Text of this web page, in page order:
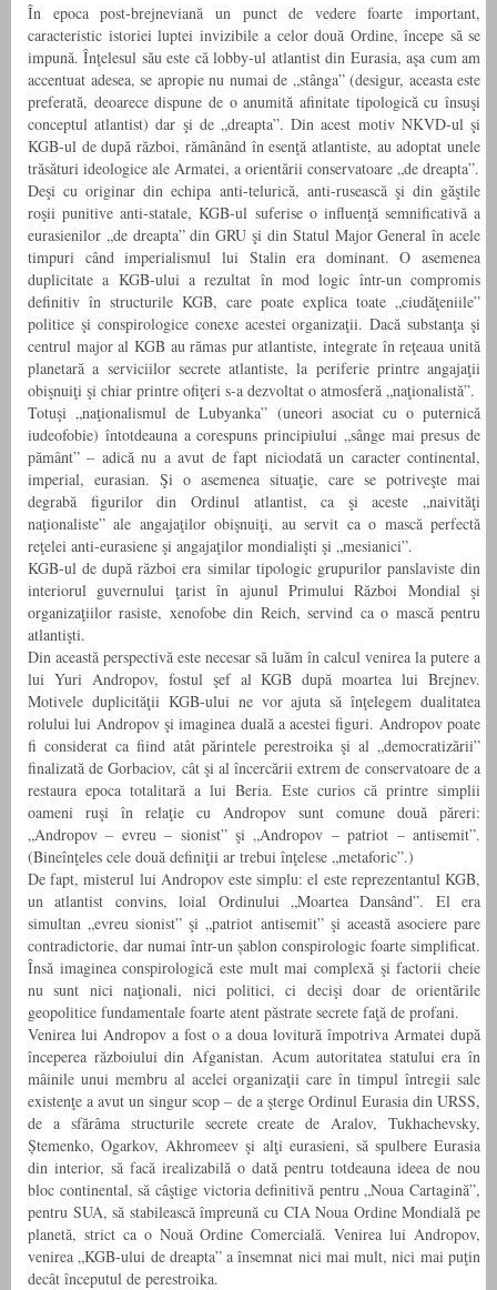
În epoca post-brejneviană un punct de vedere foarte important,
caracteristic istoriei luptei invizibile a celor două Ordine, începe să se
impună. Înţelesul său este că lobby-ul atlantist din Eurasia, aşa cum am
accentuat adesea, se apropie nu numai de „stânga” (desigur, aceasta este
preferată, deoarece dispune de o anumită afinitate tipologică cu însuşi
conceptul atlantist) dar şi de „dreapta”. Din acest motiv NKVD-ul şi
KGB-ul de după război, rămânând în esenţă atlantiste, au adoptat unele
trăsături ideologice ale Armatei, a orientării conservatoare „de dreapta”.
Deşi cu originar din echipa anti-telurică, anti-rusească şi din găştile
roşii punitive anti-statale, KGB-ul suferise o influenţă semnificativă a
eurasienilor „de dreapta” din GRU şi din Statul Major General în acele
timpuri când imperialismul lui Stalin era dominant. O asemenea
duplicitate a KGB-ului a rezultat în mod logic într-un compromis
definitiv în structurile KGB, care poate explica toate „ciudăţeniile”
politice şi conspirologice conexe acestei organizaţii. Dacă substanţa şi
centrul major al KGB au rămas pur atlantiste, integrate în reţeaua unită
planetară a serviciilor secrete atlantiste, la periferie printre angajaţii
obişnuiţi şi chiar printre ofiţeri s-a dezvoltat o atmosferă „naţionalistă”.
Totuşi „naţionalismul de Lubyanka” (uneori asociat cu o puternică
iudeofobie) întotdeauna a corespuns principiului „sânge mai presus de
pământ” – adică nu a avut de fapt niciodată un caracter continental,
imperial, eurasian. Şi o asemenea situaţie, care se potriveşte mai
degrabă figurilor din Ordinul atlantist, ca şi aceste „naivităţi
naţionaliste” ale angajaţilor obişnuiţi, au servit ca o mască perfectă
reţelei anti-eurasiene şi angajaţilor mondialişti şi „mesianici”.
KGB-ul de după război era similar tipologic grupurilor panslaviste din
interiorul guvernului ţarist în ajunul Primului Război Mondial şi
organizaţiilor rasiste, xenofobe din Reich, servind ca o mască pentru
atlantişti.
Din această perspectivă este necesar să luăm în calcul venirea la putere a
lui Yuri Andropov, fostul şef al KGB după moartea lui Brejnev.
Motivele duplicităţii KGB-ului ne vor ajuta să înţelegem dualitatea
rolului lui Andropov şi imaginea duală a acestei figuri. Andropov poate
fi considerat ca fiind atât părintele perestroika şi al „democratizării”
finalizată de Gorbaciov, cât şi al încercării extrem de conservatoare de a
restaura epoca totalitară a lui Beria. Este curios că printre simplii
oameni ruşi în relaţie cu Andropov sunt comune două păreri:
„Andropov – evreu – sionist” şi „Andropov – patriot – antisemit”.
(Bineînţeles cele două definiţii ar trebui înţelese „metaforic”.)
De fapt, misterul lui Andropov este simplu: el este reprezentantul KGB,
un atlantist convins, loial Ordinului „Moartea Dansând”. El era
simultan „evreu sionist” şi „patriot antisemit” şi această asociere pare
contradictorie, dar numai într-un șablon conspirologic foarte simplificat.
Însă imaginea conspirologică este mult mai complexă şi factorii cheie
nu sunt nici naţionali, nici politici, ci decişi doar de orientările
geopolitice fundamentale foarte atent păstrate secrete faţă de profani.
Venirea lui Andropov a fost o a doua lovitură împotriva Armatei după
începerea războiului din Afganistan. Acum autoritatea statului era în
mâinile unui membru al acelei organizaţii care în timpul întregii sale
existenţe a avut un singur scop – de a şterge Ordinul Eurasia din URSS,
de a sfărâma structurile secrete create de Aralov, Tukhachevsky,
Ștemenko, Ogarkov, Akhromeev şi alţi eurasieni, să spulbere Eurasia
din interior, să facă irealizabilă o dată pentru totdeauna ideea de nou
bloc continental, să câştige victoria definitivă pentru „Noua Cartagină”,
pentru SUA, să stabilească împreună cu CIA Noua Ordine Mondială pe
planetă, strict ca o Nouă Ordine Comercială. Venirea lui Andropov,
venirea „KGB-ului de dreapta” a însemnat nici mai mult, nici mai puţin
decât începutul de perestroika.